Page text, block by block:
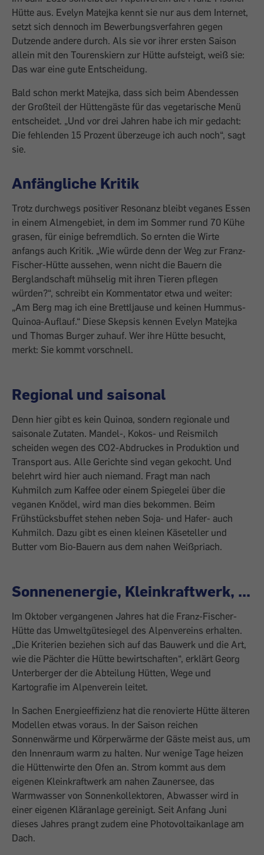
Hütte aus. Evelyn Matejka kennt sie nur aus dem Internet,
setzt sich dennoch im Bewerbungsverfahren gegen
Dutzende andere durch. Als sie vor ihrer ersten Saison
allein mit den Tourenskiern zur Hütte aufsteigt, weiß sie:
Das war eine gute Entscheidung.
Bald schon merkt Matejka, dass sich beim Abendessen
der Großteil der Hüttengäste für das vegetarische Menü
entscheidet. „Und vor drei Jahren habe ich mir gedacht:
Die fehlenden 15 Prozent überzeuge ich auch noch“, sagt
sie.
Anfängliche Kritik
Trotz durchwegs positiver Resonanz bleibt veganes Essen
in einem Almengebiet, in dem im Sommer rund 70 Kühe
grasen, für einige befremdlich. So ernten die Wirte
anfangs auch Kritik. „Wie würde denn der Weg zur Franz-
Fischer-Hütte aussehen, wenn nicht die Bauern die
Berglandschaft mühselig mit ihren Tieren pflegen
würden?“, schreibt ein Kommentator etwa und weiter:
„Am Berg mag ich eine Brettljause und keinen Hummus-
Quinoa-Auflauf.“ Diese Skepsis kennen Evelyn Matejka
und Thomas Burger zuhauf. Wer ihre Hütte besucht,
merkt: Sie kommt vorschnell.
Regional und saisonal
Denn hier gibt es kein Quinoa, sondern regionale und
saisonale Zutaten. Mandel-, Kokos- und Reismilch
scheiden wegen des CO2-Abdruckes in Produktion und
Transport aus. Alle Gerichte sind vegan gekocht. Und
belehrt wird hier auch niemand. Fragt man nach
Kuhmilch zum Kaffee oder einem Spiegelei über die
veganen Knödel, wird man dies bekommen. Beim
Frühstücksbuffet stehen neben Soja- und Hafer- auch
Kuhmilch. Dazu gibt es einen kleinen Käseteller und
Butter vom Bio-Bauern aus dem nahen Weißpriach.
Sonnenenergie, Kleinkraftwerk, ...
Im Oktober vergangenen Jahres hat die Franz-Fischer-
Hütte das Umweltgütesiegel des Alpenvereins erhalten.
„Die Kriterien beziehen sich auf das Bauwerk und die Art,
wie die Pächter die Hütte bewirtschaften“, erklärt Georg
Unterberger der die Abteilung Hütten, Wege und
Kartografie im Alpenverein leitet.
In Sachen Energieeffizienz hat die renovierte Hütte älteren
Modellen etwas voraus. In der Saison reichen
Sonnenwärme und Körperwärme der Gäste meist aus, um
den Innenraum warm zu halten. Nur wenige Tage heizen
die Hüttenwirte den Ofen an. Strom kommt aus dem
eigenen Kleinkraftwerk am nahen Zaunersee, das
Warmwasser von Sonnenkollektoren, Abwasser wird in
einer eigenen Kläranlage gereinigt. Seit Anfang Juni
dieses Jahres prangt zudem eine Photovoltaikanlage am
Dach.